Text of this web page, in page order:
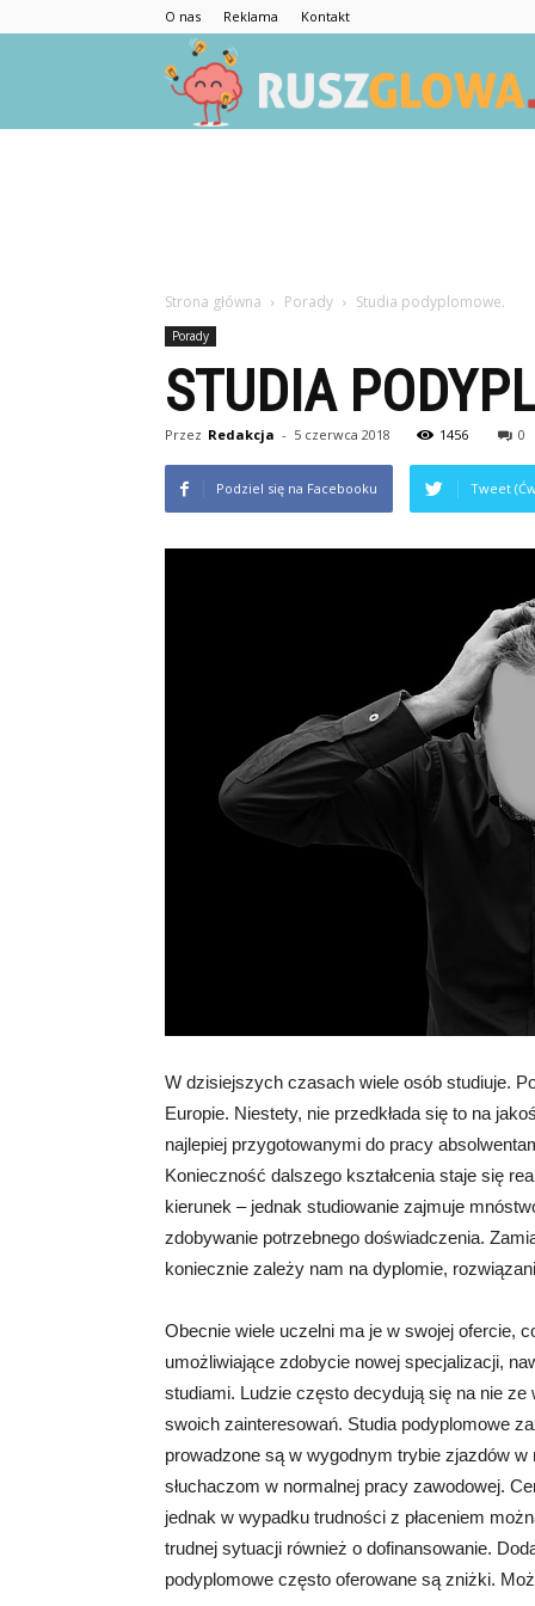
O nas Reklama Kontakt
Strona główna Porady Studia podyplomowe.
Porady
STUDIA
Przez Redakcja - 5 czerwca 2018 1456 0
Podziel się na Facebooku Tweet
W dzisiejszych czasach wiele osób studiuje.
Europie. Niestety, nie przedkłada się to na
najlepiej przygotowanymi do pracy
Konieczność dalszego kształcenia staje się
kierunek – jednak studiowanie zajmuje
zdobywanie potrzebnego doświadczenia.
koniecznie zależy nam na dyplomie,
Obecnie wiele uczelni ma je w swojej ofercie,
umożliwiające zdobycie nowej specjalizacji,
studiami. Ludzie często decydują się na nie
swoich zainteresowań. Studia podyplomowe
prowadzone są w wygodnym trybie zjazdów
słuchaczom w normalnej pracy zawodowej.
jednak w wypadku trudności z płaceniem
trudnej sytuacji również o dofinansowanie.
podyplomowe często oferowane są zniżki.